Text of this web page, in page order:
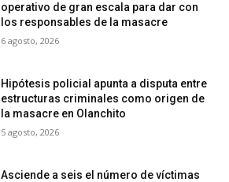
operativo de gran escala para dar con
los responsables de la masacre
6 agosto, 2026
Hipótesis policial apunta a disputa entre
estructuras criminales como origen de
la masacre en Olanchito
5 agosto, 2026
Asciende a seis el número de víctimas